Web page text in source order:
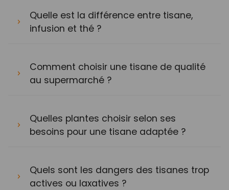
Quelle est la différence entre tisane,
infusion et thé ?
Comment choisir une tisane de qualité
au supermarché ?
Quelles plantes choisir selon ses
besoins pour une tisane adaptée ?
Quels sont les dangers des tisanes trop
actives ou laxatives ?